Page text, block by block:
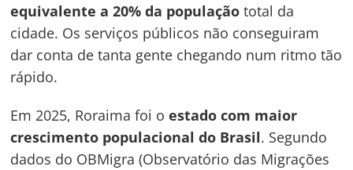
equivalente a 20% da população total da
cidade. Os serviços públicos não conseguiram
dar conta de tanta gente chegando num ritmo tão
rápido.
Em 2025, Roraima foi oestado com maior
crescimento populacional do Brasil. Segundo
dados do OBMigra (Observatório das Migrações
Navegação
de